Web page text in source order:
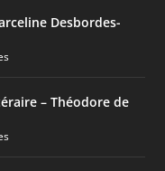
Desbordes-
– Théodore de